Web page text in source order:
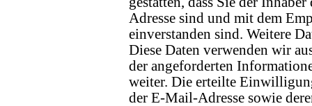
Adresse sind und mit dem
einverstanden sind. Weitere
Diese Daten verwenden wir
der angeforderten
weiter. Die erteilte
der E-Mail-Adresse sowie